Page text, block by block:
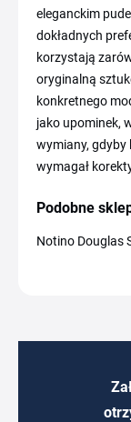
eleganckim
dokładnych
korzystają
oryginalną
konkretnego
jako upominek,
wymiany, gdyby
wymagał
Podobne
Notino Douglas